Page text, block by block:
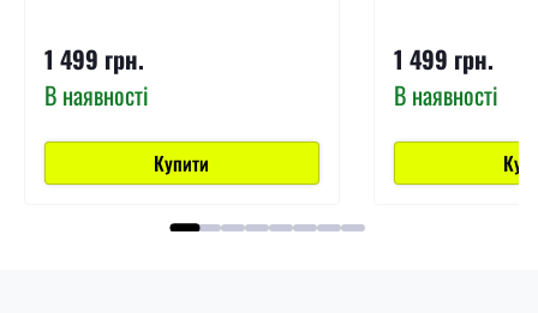
1 499 грн.
В наявності
Купити
1 499 грн.
В наявності